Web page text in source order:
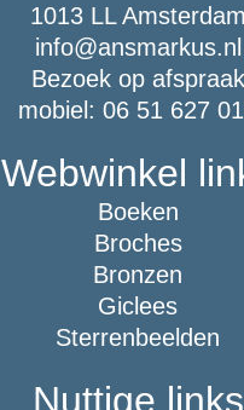
1013 LL Amsterdam
info@ansmarkus.nl
Bezoek op afspraak
mobiel: 06 51 627
Webwinkel
Boeken
Broches
Bronzen
Giclees
Sterrenbeelden
Nuttige links